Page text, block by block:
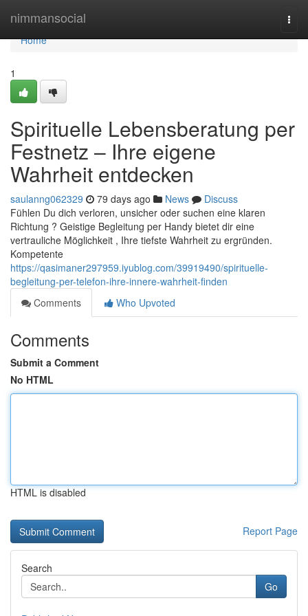
nimmansocial
Home
Home
1
Spirituelle Lebensberatung per
Festnetz – Ihre eigene
Wahrheit entdecken
saulanng062329 79 days ago News
Discuss
Fühlen Du dich verloren, unsicher oder suchen eine klaren
Richtung ? Geistige Begleitung per Handy bietet dir eine
vertrauliche Möglichkeit , Ihre tiefste Wahrheit zu ergründen.
Kompetente
https://qasimaner297959.iyublog.com/39919490/spirituelle-
begleitung-per-telefon-ihre-innere-wahrheit-finden
Comments
Who Upvoted
Comments
Submit a Comment
No HTML
HTML is disabled
Report Page
Search
Go